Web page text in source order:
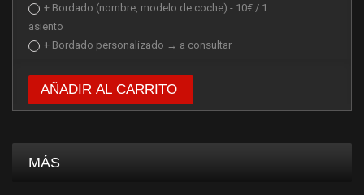
+ Bordado (nombre, modelo de coche) - 10€ / 1
asiento
+ Bordado personalizado → a consultar
AÑADIR AL CARRITO
MÁS